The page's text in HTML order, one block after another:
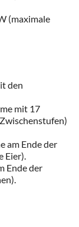
(maximale
den
mit 17
am Ende der
Eier).
Ende der